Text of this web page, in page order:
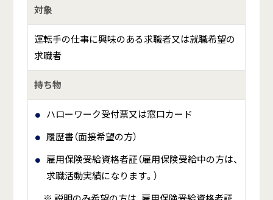
対象
運転手の仕事に興味のある求職者又は就職希望の
求職者
持ち物
ハローワーク受付票又は窓口カード
履歴書（面接希望の方）
雇用保険受給資格者証（雇用保険受給中の方は、
求職活動実績になります。）